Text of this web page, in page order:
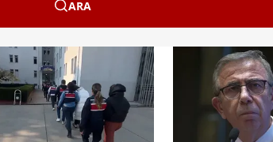
ARA